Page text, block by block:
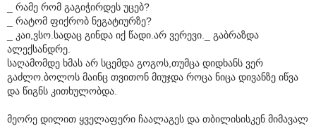
_ რამე რომ გაგიჭირდეს უცებ?
_ რატომ ფიქრობ ნეგატიურზე?
_ კაი,ვსო.სადაც გინდა იქ წადი.არ ვერევი._ გაბრაზდა
ალექსანდრე.
საღამომდე ხმას არ სცემდა გოგოს,თუმცა დიდხანს ვერ
გაძლო.ბოლოს მაინც თვითონ მიუჯდა როცა ნიცა დივანზე იწვა
და წიგნს კითხულობდა.
მეორე დილით ყველაფერი ჩაალაგეს და თბილისისკენ მიმავალ